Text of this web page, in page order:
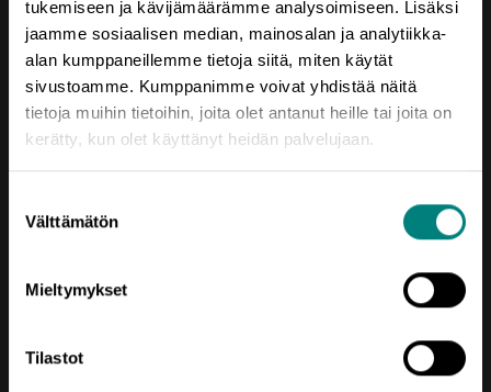
tukemiseen ja kävijämäärämme analysoimiseen. Lisäksi
jaamme sosiaalisen median, mainosalan ja analytiikka-
alan kumppaneillemme tietoja siitä, miten käytät
sivustoamme. Kumppanimme voivat yhdistää näitä
tietoja muihin tietoihin, joita olet antanut heille tai joita on
kerätty, kun olet käyttänyt heidän palvelujaan.
valinta
Välttämätön
Mieltymykset
Tilastot
Oikotie
AJANKOHTAISTA
SIJOITU SATAKUNTAAN
TIETOA MEISTÄ